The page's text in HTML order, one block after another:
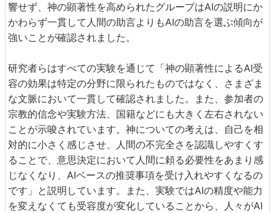
響せず、神の顕著性を高められたグループはAIの説明にか
かわらず一貫して人間の助言よりもAIの助言を選ぶ傾向が
強いことが確認されました。
研究者らはすべての実験を通じて「神の顕著性によるAI受
容の効果は特定の分野に限られたものではなく、さまざま
な文脈において一貫して確認されました。また、参加者の
宗教的信念や実験方法、国籍などにも大きく左右されない
ことが示唆されています。神についての考えは、自己を相
対的に小さく感じさせ、人間の不完全さを認識しやすくす
ることで、意思決定において人間に頼る必要性をあまり感
じなくなり、AIベースの推奨事項を受け入れやすくなるの
です」と説明しています。また、実験ではAIの精度や能力
を変えなくても受容度が変化していることから、人々がAI